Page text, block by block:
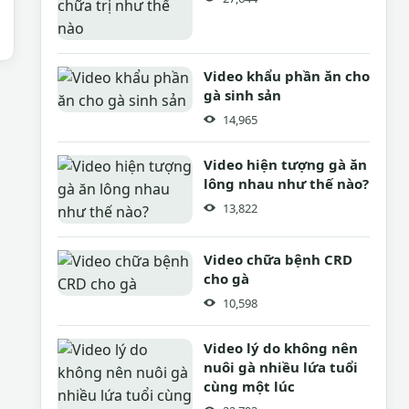
Video khẩu phần ăn cho
gà sinh sản
14,965
Video hiện tượng gà ăn
lông nhau như thế nào?
13,822
Video chữa bệnh CRD
cho gà
10,598
Video lý do không nên
nuôi gà nhiều lứa tuổi
cùng một lúc